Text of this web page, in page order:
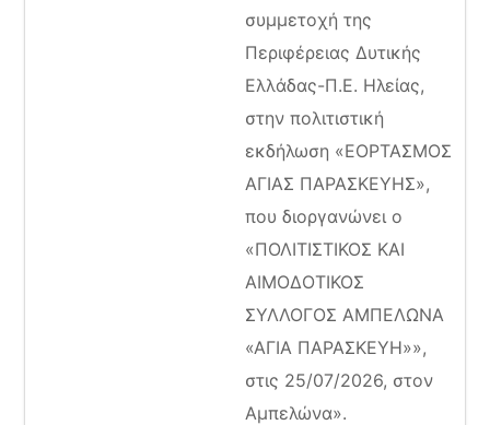
συμμετοχή της
Περιφέρειας Δυτικής
Ελλάδας-Π.Ε. Ηλείας,
στην πολιτιστική
εκδήλωση «ΕΟΡΤΑΣΜΟΣ
ΑΓΙΑΣ ΠΑΡΑΣΚΕΥΗΣ»,
που διοργανώνει ο
«ΠΟΛΙΤΙΣΤΙΚΟΣ ΚΑΙ
ΑΙΜΟΔΟΤΙΚΟΣ
ΣΥΛΛΟΓΟΣ ΑΜΠΕΛΩΝΑ
«ΑΓΙΑ ΠΑΡΑΣΚΕΥΗ»»,
στις 25/07/2026, στον
Αμπελώνα».